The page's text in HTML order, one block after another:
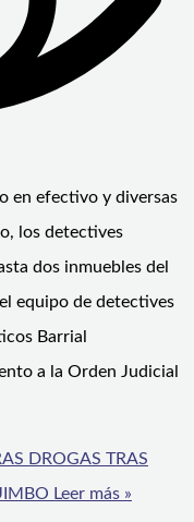
en efectivo y diversas
los detectives
dos inmuebles del
equipo de detectives
Barrial
a la Orden Judicial
DROGAS TRAS
Leer más »